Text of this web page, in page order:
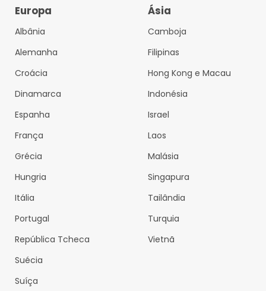
Europa
Albânia
Alemanha
Croácia
Dinamarca
Espanha
França
Grécia
Hungria
Itália
Portugal
República Tcheca
Suécia
Suíça
Ásia
Camboja
Filipinas
Hong Kong e Macau
Indonésia
Israel
Laos
Malásia
Singapura
Tailândia
Turquia
Vietnã